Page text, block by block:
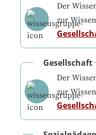
Der
zur
Gesellschaft
Der
zur